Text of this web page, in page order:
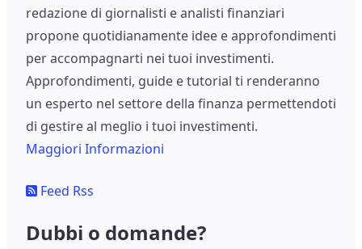
redazione di giornalisti e analisti finanziari
propone quotidianamente idee e approfondimenti
per accompagnarti nei tuoi investimenti.
Approfondimenti, guide e tutorial ti renderanno
un esperto nel settore della finanza permettendoti
di gestire al meglio i tuoi investimenti.
Maggiori Informazioni
Feed Rss
Dubbi o domande?